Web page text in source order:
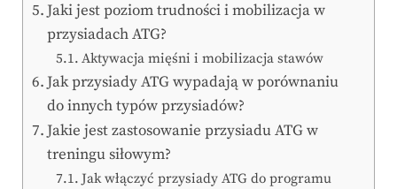
Jaki jest poziom trudności i mobilizacja w
przysiadach ATG?
Aktywacja mięśni i mobilizacja stawów
Jak przysiady ATG wypadają w porównaniu
do innych typów przysiadów?
Jakie jest zastosowanie przysiadu ATG w
treningu siłowym?
Jak włączyć przysiady ATG do programu